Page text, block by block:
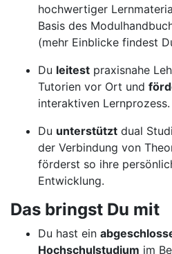
hochwertiger
Basis des
(mehr Einblicke findest
Du leitest praxisnahe
Tutorien vor Ort und
interaktiven Lernprozess.
Du unterstützt dual
der Verbindung von
förderst so ihre
Entwicklung.
Das bringst Du mit
Du hast ein
Hochschulstudium im